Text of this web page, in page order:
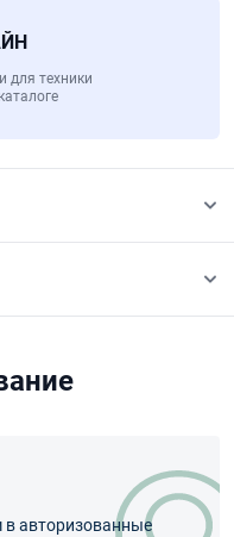
для техники
авторизованные